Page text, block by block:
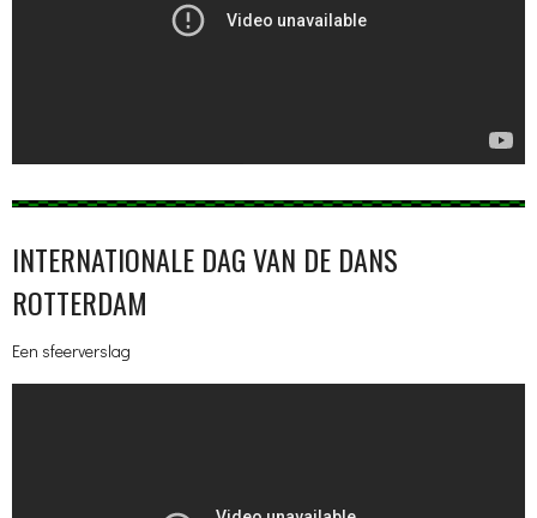
INTERNATIONALE DAG VAN DE DANS
ROTTERDAM
Een sfeerverslag